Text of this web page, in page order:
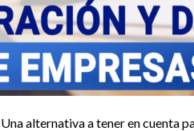
Una alternativa a tener en cuenta